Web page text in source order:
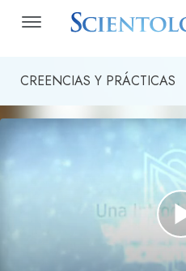
CREENCIAS Y PRÁCTICAS